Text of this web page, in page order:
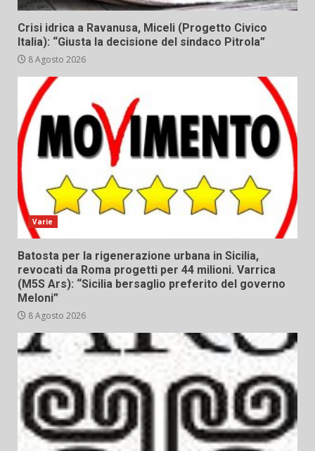
Crisi idrica a Ravanusa, Miceli (Progetto Civico
Italia): “Giusta la decisione del sindaco Pitrola”
8 Agosto 2026
Varie
Batosta per la rigenerazione urbana in Sicilia,
revocati da Roma progetti per 44 milioni. Varrica
(M5S Ars): “Sicilia bersaglio preferito del governo
Meloni”
8 Agosto 2026